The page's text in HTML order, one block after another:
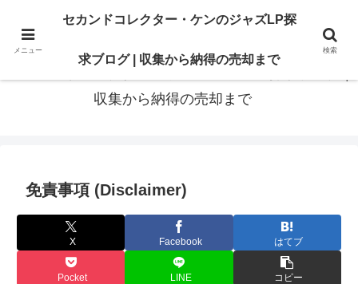
最高の“一枚”は、いつも知識の先にある。オリジナル盤も、賢いセカンド盤
収集から納得の売却まで
免責事項 (Disclaimer)
X Facebook はてブ
Pocket LINE コピー
メニュー
セカンドコレクター・ケンのジャズLP探
求ブログ | 収集から納得の売却まで
検索